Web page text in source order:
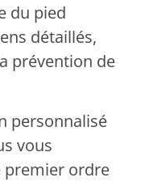
du pied
détaillés,
prévention de
personnalisé
vous
premier ordre